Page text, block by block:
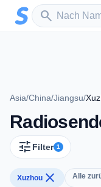
Zum Hauptinhalt springen
search
Sender suchen
Asia/China/Jiangsu/
tune Filter 1
Xuzhou close Alle